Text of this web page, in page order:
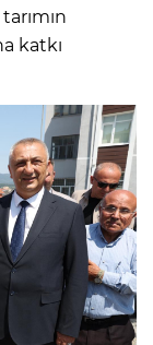
katkı